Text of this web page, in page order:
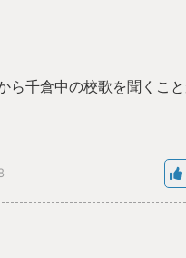
ら千倉中の校歌を聞くこ